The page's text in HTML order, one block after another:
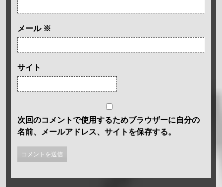
メール ※
サイト
次回のコメントで使用するためブラウザーに自分の
名前、メールアドレス、サイトを保存する。